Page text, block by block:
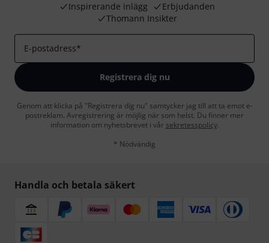
Inspirerande inlägg
Erbjudanden
Thomann Insikter
E-postadress*
Registrera dig nu
Genom att klicka på "Registrera dig nu" samtycker jag till att ta emot e-
postreklam. Avregistrering är möjlig när som helst. Du finner mer
information om nyhetsbrevet i vår sekretesspolicy.
* Nödvändig
Handla och betala säkert